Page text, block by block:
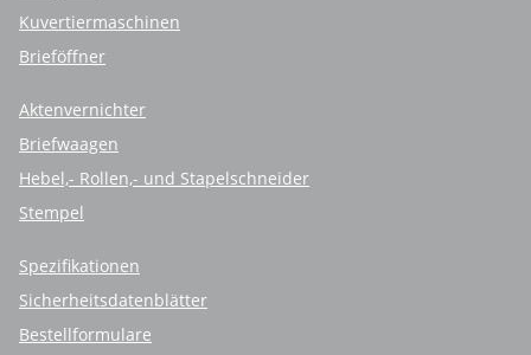
Kuvertiermaschinen
Brieföffner
Aktenvernichter
Briefwaagen
Hebel,- Rollen,- und Stapelschneider
Stempel
Spezifikationen
Sicherheitsdatenblätter
Bestellformulare